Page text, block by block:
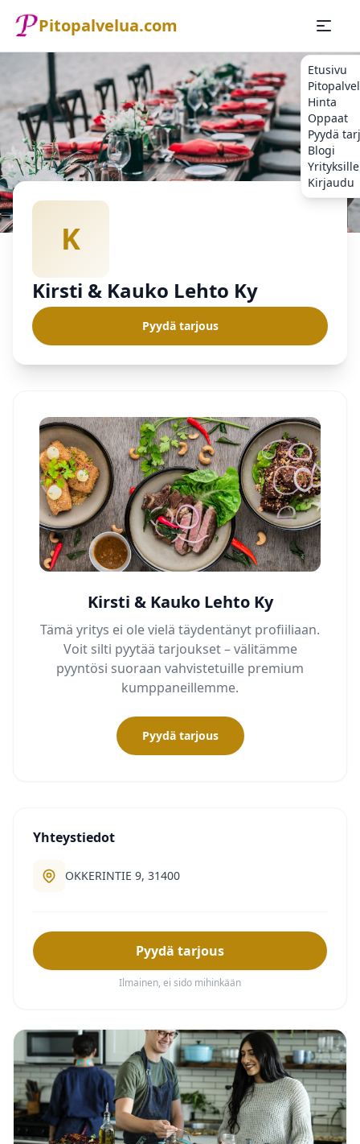
Pitopalvelua.com
Etusivu
Hinta
Oppaat
Pyydä
Blogi
Yrityksille
Kirjaudu
Etusivu
Pitopalvelu
K
Kirsti & Kauko Lehto Ky
Pyydä tarjous
Kirsti & Kauko Lehto Ky
Tämä yritys ei ole vielä täydentänyt profiiliaan.
Voit silti pyytää tarjoukset – välitämme
pyyntösi suoraan vahvistetuille premium
kumppaneillemme.
Pyydä tarjous
Yhteystiedot
OKKERINTIE 9, 31400
Pyydä tarjous
Ilmainen, ei sido mihinkään